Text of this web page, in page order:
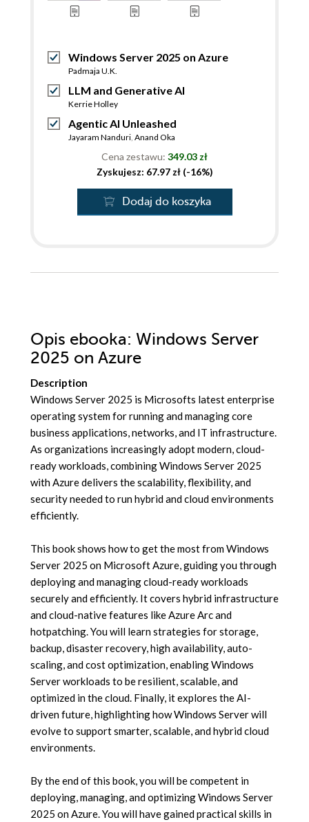
Windows Server 2025 on Azure
Padmaja U.K.
LLM and Generative AI
Kerrie Holley
Agentic AI Unleashed
Jayaram Nanduri, Anand Oka
Cena zestawu: 349.03 zł
Zyskujesz: 67.97 zł (-16%)
Dodaj do koszyka
Opis ebooka: Windows Server
2025 on Azure
Description
Windows Server 2025 is Microsofts latest enterprise
operating system for running and managing core
business applications, networks, and IT infrastructure.
As organizations increasingly adopt modern, cloud-
ready workloads, combining Windows Server 2025
with Azure delivers the scalability, flexibility, and
security needed to run hybrid and cloud environments
efficiently.
This book shows how to get the most from Windows
Server 2025 on Microsoft Azure, guiding you through
deploying and managing cloud-ready workloads
securely and efficiently. It covers hybrid infrastructure
and cloud-native features like Azure Arc and
hotpatching. You will learn strategies for storage,
backup, disaster recovery, high availability, auto-
scaling, and cost optimization, enabling Windows
Server workloads to be resilient, scalable, and
optimized in the cloud. Finally, it explores the AI-
driven future, highlighting how Windows Server will
evolve to support smarter, scalable, and hybrid cloud
environments.
By the end of this book, you will be competent in
deploying, managing, and optimizing Windows Server
2025 on Azure. You will have gained practical skills in